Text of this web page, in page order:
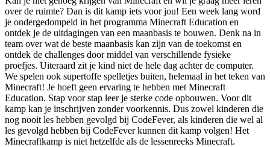
over de ruimte? Dan is dit kamp iets voor jou! Een week lang word
je ondergedompeld in het programma Minecraft Education en
ontdek je de uitdagingen van een maanbasis te bouwen. Denk na in
team over wat de beste maanbasis kan zijn van de toekomst en
ontdek de challenges door middel van verschillende fysieke
proefjes. Uiteraard zit je kind niet de hele dag achter de computer.
We spelen ook supertoffe spelletjes buiten, helemaal in het teken van
Minecraft! Je hoeft geen ervaring te hebben met Minecraft
Education. Stap voor stap leer je sterke code opbouwen. Voor dit
kamp kan je inschrijven zonder voorkennis. Dus zowel kinderen die
nog nooit les hebben gevolgd bij CodeFever, als kinderen die wel al
les gevolgd hebben bij CodeFever kunnen dit kamp volgen! Het
Minecraftkamp is niet hetzelfde als de lessenreeks Minecraft.